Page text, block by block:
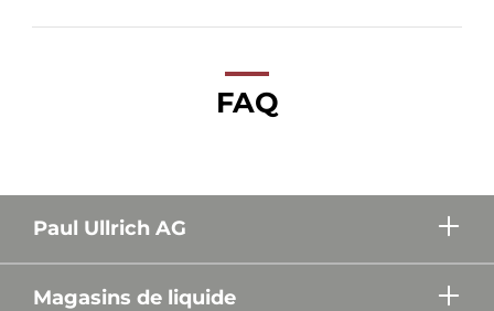
FAQ
Paul Ullrich AG
Magasins de liquide